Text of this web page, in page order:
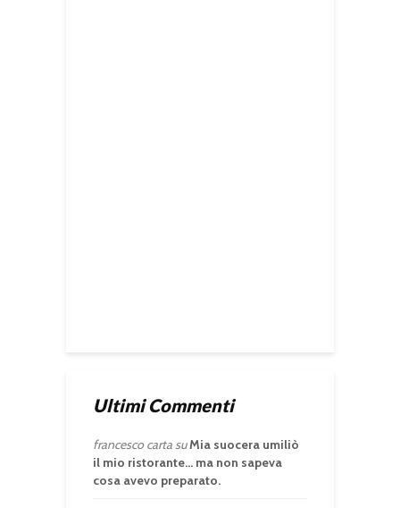
Ultimi Commenti
francesco cartasuMia suocera umiliò
il mio ristorante… ma non sapeva
cosa avevo preparato.